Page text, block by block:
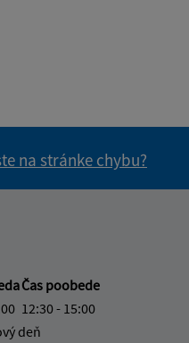
na stránke chybu?
Čas poobede
12:30 - 15:00
deň